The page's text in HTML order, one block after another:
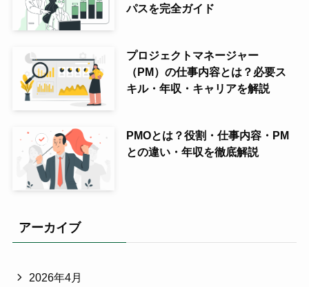
パスを完全ガイド
プロジェクトマネージャー
（PM）の仕事内容とは？必要ス
キル・年収・キャリアを解説
PMOとは？役割・仕事内容・PM
との違い・年収を徹底解説
アーカイブ
2026年4月